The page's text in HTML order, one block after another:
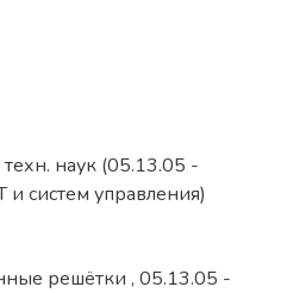
наук (05.13.05 -
и систем управления)
решётки , 05.13.05 -